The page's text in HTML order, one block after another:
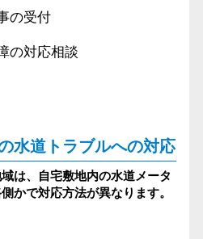
の受付
の対応相談
水道トラブルへの対応
は、自宅敷地内の水道メータ
かで対応方法が異なります。